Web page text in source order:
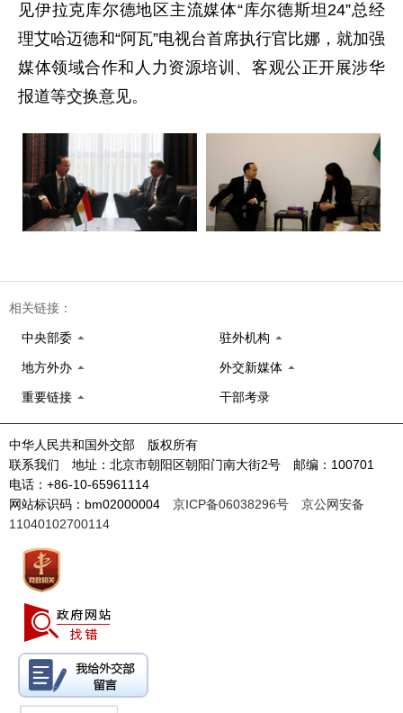
见伊拉克库尔德地区主流媒体“库尔德斯坦24”总经
理艾哈迈德和“阿瓦”电视台首席执行官比娜，就加强
媒体领域合作和人力资源培训、客观公正开展涉华
报道等交换意见。
相关链接：
中央部委 驻外机构
地方外办 外交新媒体
重要链接 干部考录
中华人民共和国外交部 版权所有
联系我们 地址：北京市朝阳区朝阳门南大街2号 邮编：100701
电话：+86-10-65961114
网站标识码：bm02000004 京ICP备06038296号
京公网安备
11040102700114